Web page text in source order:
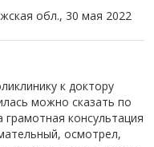
обл., 30 мая 2022
к доктору
можно сказать по
консультация
осмотрел,